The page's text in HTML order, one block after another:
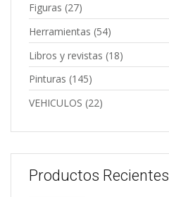
Figuras (27)
Herramientas (54)
Libros y revistas (18)
Pinturas (145)
VEHICULOS (22)
Productos Recientes